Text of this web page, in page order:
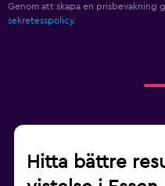
Genom att skapa en prisbevakning
sekretesspolicy.
Hitta bättre